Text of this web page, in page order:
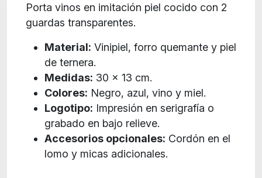
Porta vinos en imitación piel cocido con 2
guardas transparentes.
Material: Vinipiel, forro quemante y piel
de ternera.
Medidas: 30 x 13 cm.
Colores: Negro, azul, vino y miel.
Logotipo: Impresión en serigrafía o
grabado en bajo relieve.
Accesorios opcionales: Cordón en el
lomo y micas adicionales.